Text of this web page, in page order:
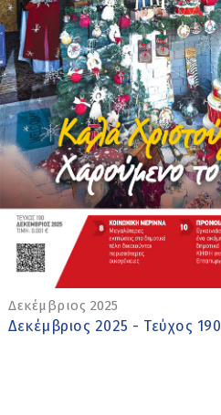
Δεκέμβριος 2025
Δεκέμβριος 2025 - Τεύχος 190